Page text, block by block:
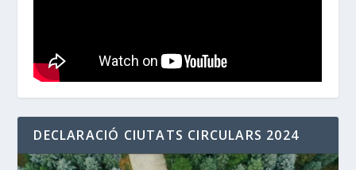
DECLARACIÓ CIUTATS CIRCULARS 2024